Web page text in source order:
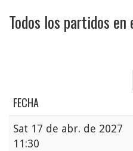
Todos los partidos en
FECHA
Sat 17 de abr. de 2027
11:30